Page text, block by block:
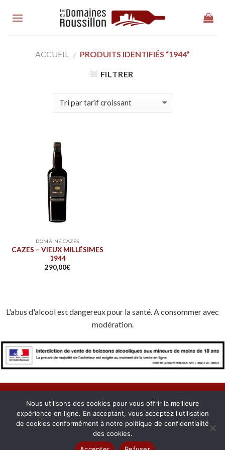
ACCUEIL / PRODUITS IDENTIFIÉS “1944”
FILTRER
DOMAINE CAZES
CAZES – VIEUX MILLÉSIMES
1944
290,00€
L'abus d'alcool est dangereux pour la santé. A consommer avec
modération.
À PROPOS NOUS CONTACTER
CONFIDENTIALITÉ
MENTIONS LÉGALES
COOKIES MON COMPTE
Copyright 2026 © Domaines du Roussillon. Créé avec passion par
Nous utilisons des cookies pour vous offrir la meilleure
expérience en ligne. En acceptant, vous acceptez l'utilisation
de cookies conformément à notre politique de confidentialité
des cookies.